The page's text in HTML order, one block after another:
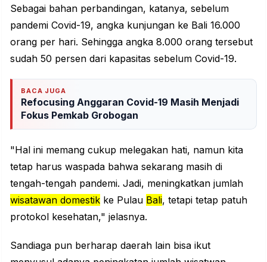
Sebagai bahan perbandingan, katanya, sebelum
pandemi Covid-19, angka kunjungan ke Bali 16.000
orang per hari. Sehingga angka 8.000 orang tersebut
sudah 50 persen dari kapasitas sebelum Covid-19.
BACA JUGA
Refocusing Anggaran Covid-19 Masih Menjadi
Fokus Pemkab Grobogan
"Hal ini memang cukup melegakan hati, namun kita
tetap harus waspada bahwa sekarang masih di
tengah-tengah pandemi. Jadi, meningkatkan jumlah
wisatawan domestik ke Pulau Bali, tetapi tetap patuh
protokol kesehatan," jelasnya.
Sandiaga pun berharap daerah lain bisa ikut